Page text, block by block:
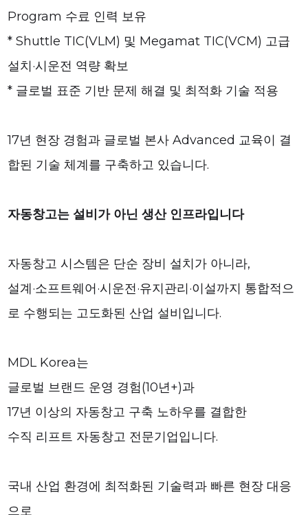
Program 수료 인력 보유
* Shuttle TIC(VLM) 및 Megamat TIC(VCM) 고급
설치·시운전 역량 확보
* 글로벌 표준 기반 문제 해결 및 최적화 기술 적용
17년 현장 경험과 글로벌 본사 Advanced 교육이 결
합된 기술 체계를 구축하고 있습니다.
자동창고는 설비가 아닌 생산 인프라입니다
자동창고 시스템은 단순 장비 설치가 아니라,
설계·소프트웨어·시운전·유지관리·이설까지 통합적으
로 수행되는 고도화된 산업 설비입니다.
MDL Korea는
글로벌 브랜드 운영 경험(10년+)과
17년 이상의 자동창고 구축 노하우를 결합한
수직 리프트 자동창고 전문기업입니다.
국내 산업 환경에 최적화된 기술력과 빠른 현장 대응
으로